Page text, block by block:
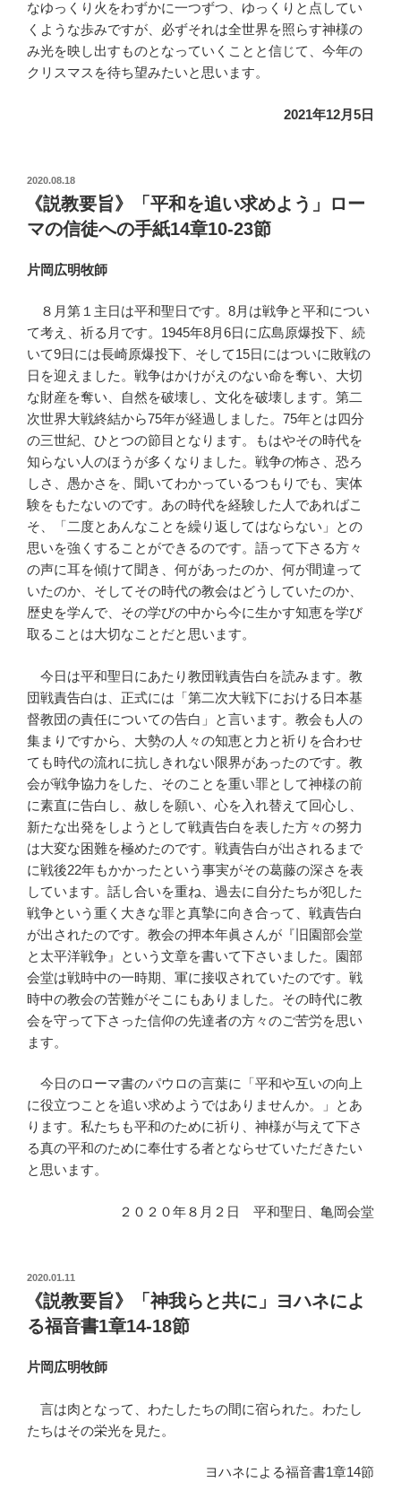
なゆっくり火をわずかに一つずつ、ゆっくりと点してい
くような歩みですが、必ずそれは全世界を照らす神様の
み光を映し出すものとなっていくことと信じて、今年の
クリスマスを待ち望みたいと思います。
2021年12月5日
投
日:
2020.08.18
《説教要旨》「平和を追い求めよう」ロー
マの信徒への手紙14章10-23節
片岡広明牧師
８月第１主日は平和聖日です。8月は戦争と平和につい
て考え、祈る月です。1945年8月6日に広島原爆投下、続
いて9日には長崎原爆投下、そして15日にはついに敗戦の
日を迎えました。戦争はかけがえのない命を奪い、大切
な財産を奪い、自然を破壊し、文化を破壊します。第二
次世界大戦終結から75年が経過しました。75年とは四分
の三世紀、ひとつの節目となります。もはやその時代を
知らない人のほうが多くなりました。戦争の怖さ、恐ろ
しさ、愚かさを、聞いてわかっているつもりでも、実体
験をもたないのです。あの時代を経験した人であればこ
そ、「二度とあんなことを繰り返してはならない」との
思いを強くすることができるのです。語って下さる方々
の声に耳を傾けて聞き、何があったのか、何が間違って
いたのか、そしてその時代の教会はどうしていたのか、
歴史を学んで、その学びの中から今に生かす知恵を学び
取ることは大切なことだと思います。
今日は平和聖日にあたり教団戦責告白を読みます。教
団戦責告白は、正式には「第二次大戦下における日本基
督教団の責任についての告白」と言います。教会も人の
集まりですから、大勢の人々の知恵と力と祈りを合わせ
ても時代の流れに抗しきれない限界があったのです。教
会が戦争協力をした、そのことを重い罪として神様の前
に素直に告白し、赦しを願い、心を入れ替えて回心し、
新たな出発をしようとして戦責告白を表した方々の努力
は大変な困難を極めたのです。戦責告白が出されるまで
に戦後22年もかかったという事実がその葛藤の深さを表
しています。話し合いを重ね、過去に自分たちが犯した
戦争という重く大きな罪と真摯に向き合って、戦責告白
が出されたのです。教会の押本年眞さんが『旧園部会堂
と太平洋戦争』という文章を書いて下さいました。園部
会堂は戦時中の一時期、軍に接収されていたのです。戦
時中の教会の苦難がそこにもありました。その時代に教
会を守って下さった信仰の先達者の方々のご苦労を思い
ます。
今日のローマ書のパウロの言葉に「平和や互いの向上
に役立つことを追い求めようではありませんか。」とあ
ります。私たちも平和のために祈り、神様が与えて下さ
る真の平和のために奉仕する者とならせていただきたい
と思います。
２０２０年８月２日 平和聖日、亀岡会堂
投
日:
2020.01.11
《説教要旨》「神我らと共に」ヨハネによ
る福音書1章14-18節
片岡広明牧師
言は肉となって、わたしたちの間に宿られた。わたし
たちはその栄光を見た。
ヨハネによる福音書1章14節